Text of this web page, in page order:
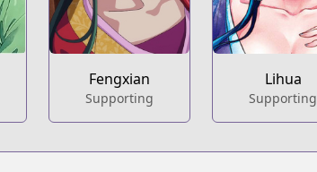
Fengxian
Supporting
Lihua
Supporting